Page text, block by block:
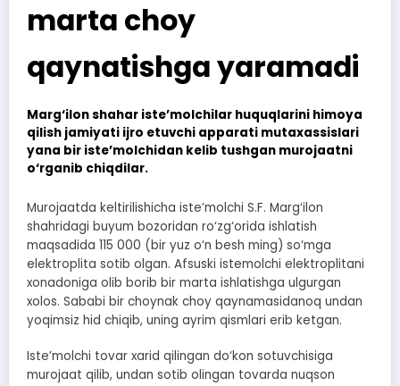
marta choy
qaynatishga yaramadi
Marg‘ilon shahar iste’molchilar huquqlarini himoya
qilish jamiyati ijro etuvchi apparati mutaxassislari
yana bir iste’molchidan kelib tushgan murojaatni
o‘rganib chiqdilar.
Murojaatda keltirilishicha iste’molchi S.F. Marg‘ilon
shahridagi buyum bozoridan ro‘zg‘orida ishlatish
maqsadida 115 000 (bir yuz o‘n besh ming) so‘mga
elektroplita sotib olgan. Afsuski istemolchi elektroplitani
xonadoniga olib borib bir marta ishlatishga ulgurgan
xolos. Sababi bir choynak choy qaynamasidanoq undan
yoqimsiz hid chiqib, uning ayrim qismlari erib ketgan.
Iste’molchi tovar xarid qilingan do‘kon sotuvchisiga
murojaat qilib, undan sotib olingan tovarda nuqson